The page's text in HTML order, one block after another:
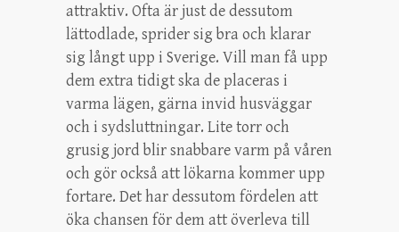
attraktiv. Ofta är just de dessutom
lättodlade, sprider sig bra och klarar
sig långt upp i Sverige. Vill man få upp
dem extra tidigt ska de placeras i
varma lägen, gärna invid husväggar
och i sydsluttningar. Lite torr och
grusig jord blir snabbare varm på våren
och gör också att lökarna kommer upp
fortare. Det har dessutom fördelen att
öka chansen för dem att överleva till